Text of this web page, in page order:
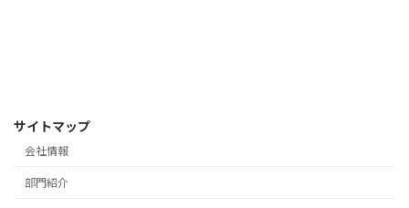
サイトマップ
会社情報
部門紹介